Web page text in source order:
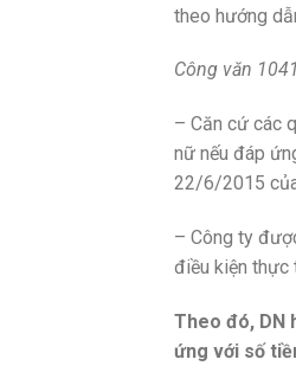
theo hướng
Công văn
– Căn cứ các
nữ nếu đáp
22/6/2015
– Công ty
điều kiện thực
Theo đó, DN
ứng với số